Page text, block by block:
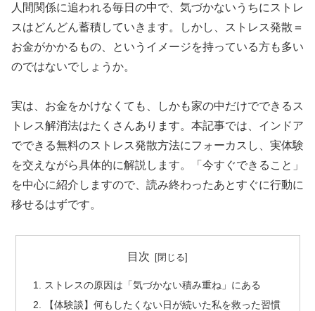
人間関係に追われる毎日の中で、気づかないうちにストレ
スはどんどん蓄積していきます。しかし、ストレス発散＝
お金がかかるもの、というイメージを持っている方も多い
のではないでしょうか。
実は、お金をかけなくても、しかも家の中だけでできるス
トレス解消法はたくさんあります。本記事では、インドア
でできる無料のストレス発散方法にフォーカスし、実体験
を交えながら具体的に解説します。「今すぐできること」
を中心に紹介しますので、読み終わったあとすぐに行動に
移せるはずです。
目次
ストレスの原因は「気づかない積み重ね」にある
【体験談】何もしたくない日が続いた私を救った習慣